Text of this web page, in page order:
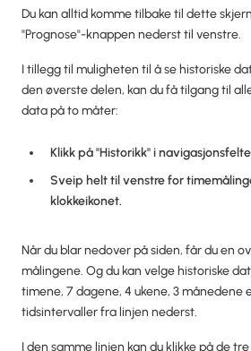
Du kan alltid komme tilbake til dette
"Prognose"-knappen nederst til venstre.
I tillegg til muligheten til å se historiske
den øverste delen, kan du få tilgang til
data på to måter:
Klikk på "Historikk" i
Sveip helt til venstre for
klokkeikonet.
Når du blar nedover på siden, får du en
målingene. Og du kan velge historiske
timene, 7 dagene, 4 ukene, 3
tidsintervaller fra linjen nederst.
I den samme linjen kan du klikke på de